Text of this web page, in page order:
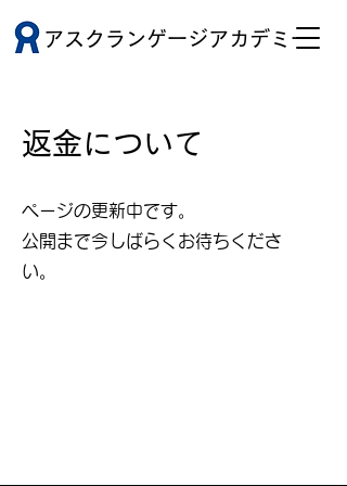
アスクランゲージアカデミー
返金について
ページの更新中です。
​公開まで今しばらくお待ちくださ
い。